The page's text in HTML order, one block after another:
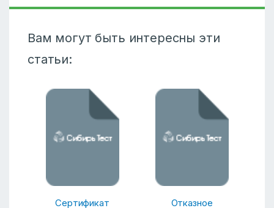
Вам могут быть интересны эти
статьи:
Сертификат
Отказное